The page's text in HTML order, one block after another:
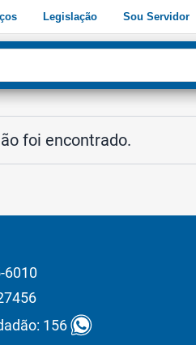
Legislação Sou Servidor
foi encontrado.
6010
156